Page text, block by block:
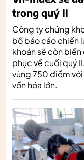
trong quý II
Công ty chứng
bố báo cáo chiến
khoán sẽ còn
phục về cuối quý
vùng 750 điểm
vốn hóa lớn.